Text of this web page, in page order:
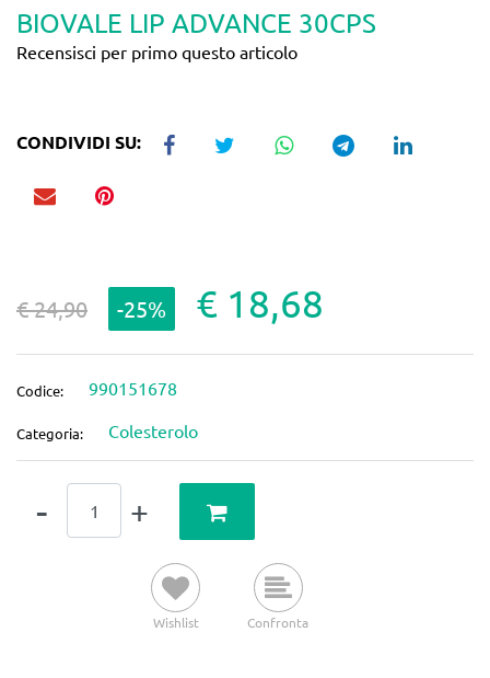
BIOVALE LIP ADVANCE 30CPS
Recensisci per primo questo articolo
CONDIVIDI SU:
€ 24,90 -25% € 18,68
Codice: 990151678
Categoria: Colesterolo
Wishlist Confronta